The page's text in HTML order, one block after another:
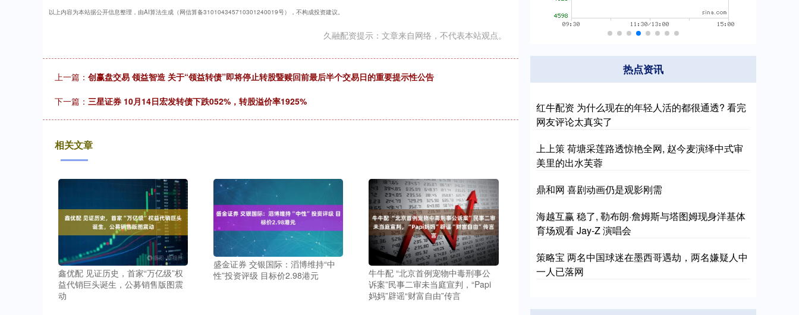
以上内容为本站据公开信息整理，由AI算法生成（网信算备310104345710301240019号），不构成投资建议。
久融配资提示：文章来自网络，不代表本站观点。
上一篇： 创赢盘交易 领益智造 关于“领益转债”即将停止转股暨赎回前最后半个交易日的重要提示性公告
下一篇： 三星证券 10月14日宏发转债下跌052%，转股溢价率1925%
相关文章
鑫优配 见证历史，首家“万亿级”权
益代销巨头诞生，公募销售版图震
动
盛金证券 交银国际：滔博维持“中
性”投资评级 目标价2.98港元
牛牛配 “北京首例宠物中毒刑事公
诉案”民事二审未当庭宣判，“Papi
妈妈”辟谣“财富自由”传言
热点资讯
红牛配资 为什么现在的年轻人活的都很通透? 看完
网友评论太真实了
上上策 荷塘采莲路透惊艳全网, 赵今麦演绎中式审
美里的出水芙蓉
鼎和网 喜剧动画仍是观影刚需
海越互赢 稳了, 勒布朗·詹姆斯与塔图姆现身洋基体
育场观看 Jay-Z 演唱会
策略宝 两名中国球迷在墨西哥遇劫，两名嫌疑人中
一人已落网